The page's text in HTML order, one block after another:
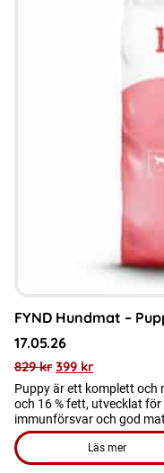
FYND Hundmat –
17.05.26
829kr 399 kr
Puppy är ett komplett och
och 16 % fett, utvecklat
immunförsvar och god
Läs mer
om